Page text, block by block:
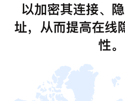
以加密其连接、
址，从而提高在线
性。